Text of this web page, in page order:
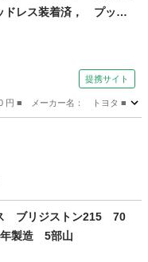
レス装着済， プッシ
チェーン， スマート
提携サイト
円 ■ メーカー名： トヨタ ■
ブリジストン215 70
製造 5部山